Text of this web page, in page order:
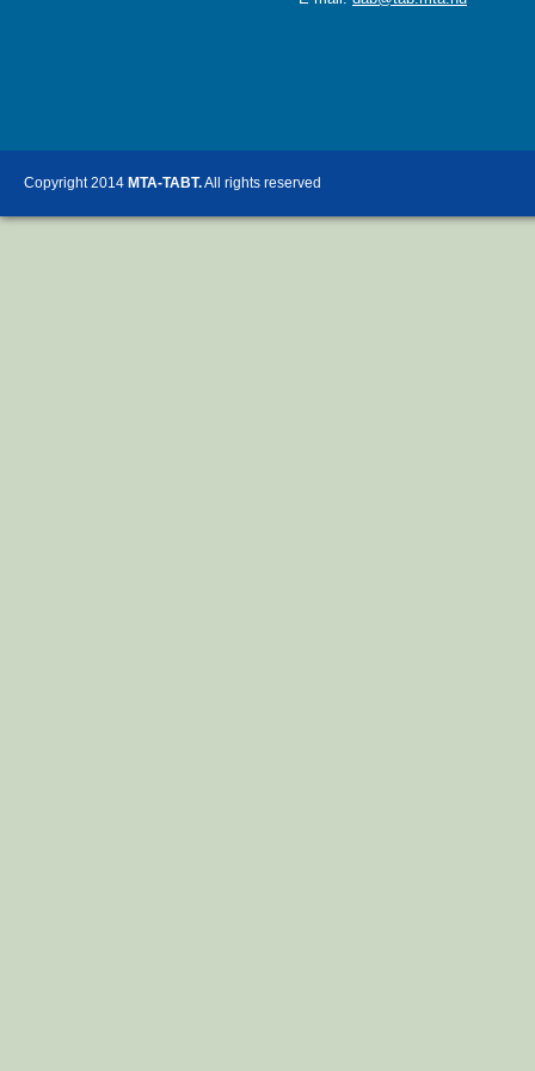
Copyright 2014 MTA-TABT.All rights reserved